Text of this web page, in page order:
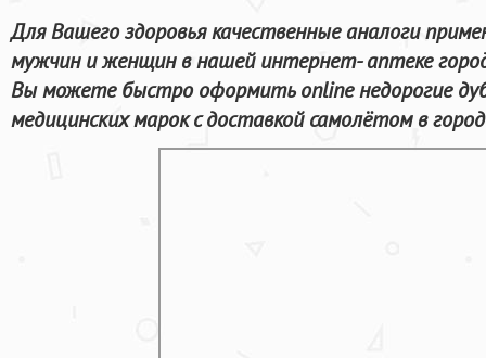
Для Вашего здоровья качественные аналоги
мужчин и женщин в нашей интернет- аптеке
Вы можете быстро оформить online недорогие
медицинских марок с доставкой самолётом в